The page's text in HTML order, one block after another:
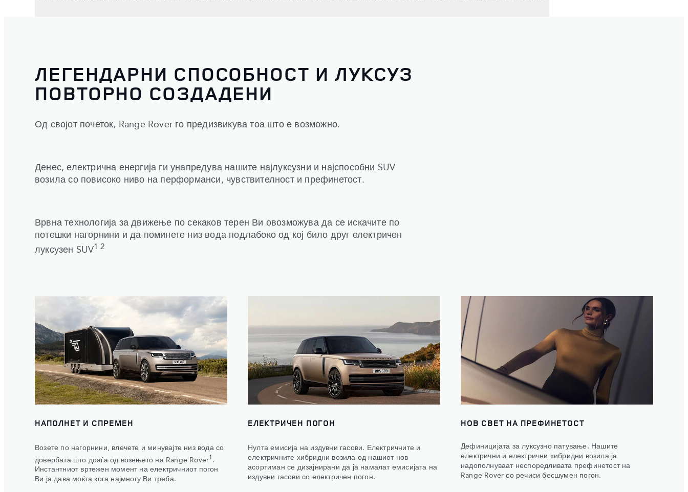
ЛЕГЕНДАРНИ СПОСОБНОСТ И ЛУКСУЗ
ПОВТОРНО СОЗДАДЕНИ
Од својот почеток, Range Rover го предизвикува тоа што е возможно.
Денес, електрична енергија ги унапредува нашите најлуксузни и најспособни SUV
возила со повисоко ниво на перформанси, чувствителност и префинетост.
Врвна технологија за движење по секаков терен Ви овозможува да се искачите по
потешки нагорнини и да поминете низ вода подлабоко од кој било друг електричен
луксузен SUV1 2
НАПОЛНЕТ И СПРЕМЕН
Возете по нагорнини, влечете и минувајте низ вода со
довербата што доаѓа од возењето на Range Rover1 .
Инстантниот вртежен момент на електричниот погон
Ви ја дава моќта кога најмногу Ви треба.
ЕЛЕКТРИЧЕН ПОГОН
Нулта емисија на издувни гасови. Електричните и
електричните хибридни возила од нашиот нов
асортиман се дизајнирани да ја намалат емисијата на
издувни гасови со електричен погон.
НОВ СВЕТ НА ПРЕФИНЕТОСТ
Дефиницијата за луксузно патување. Нашите
електрични и електрични хибридни возила ја
надополнуваат неспоредливата префинетост на
Range Rover со речиси бесшумен погон.